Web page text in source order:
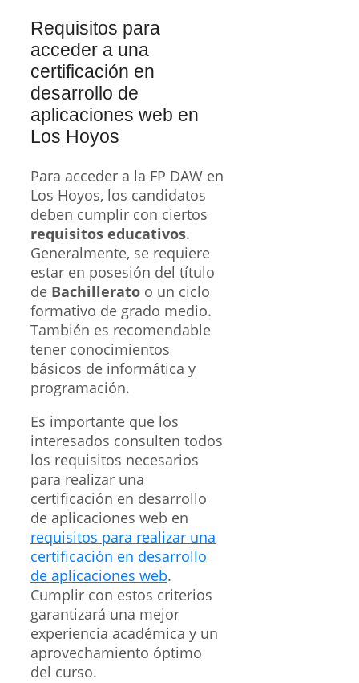
Requisitos para
acceder a una
certificación en
desarrollo de
aplicaciones web en
Los Hoyos
Para acceder a la FP DAW en
Los Hoyos, los candidatos
deben cumplir con ciertos
requisitos educativos.
Generalmente, se requiere
estar en posesión del título
de Bachillerato o un ciclo
formativo de grado medio.
También es recomendable
tener conocimientos
básicos de informática y
programación.
Es importante que los
interesados consulten todos
los requisitos necesarios
para realizar una
certificación en desarrollo
de aplicaciones web en
requisitos para realizar una
certificación en desarrollo
de aplicaciones web.
Cumplir con estos criterios
garantizará una mejor
experiencia académica y un
aprovechamiento óptimo
del curso.